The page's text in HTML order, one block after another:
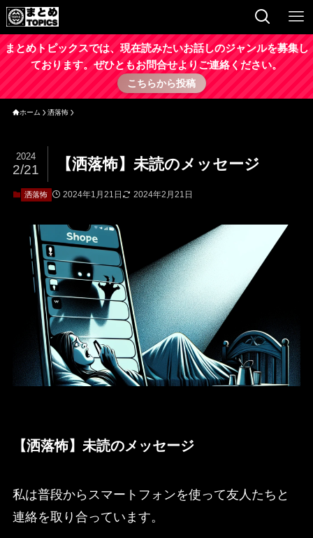
まとめトピックスでは、現在読みたいお話しのジャンルを募集し
ております。ぜひともお問合せよりご連絡ください。
こちらから投稿
ホーム 洒落怖
【洒落怖】未読のメッセージ
2024
2/21
洒落怖 2024年1月21日 2024年2月21日
【洒落怖】未読のメッセージ
私は普段からスマートフォンを使って友人たちと
連絡を取り合っています。